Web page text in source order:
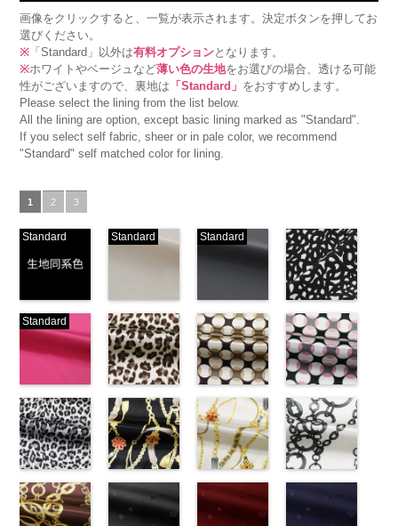
画像をクリックすると、一覧が表示されます。決定ボタンを押してお
選びください。
※ 「Standard」以外は有料オプションとなります。
※ホワイトやベージュなど薄い色の生地をお選びの場合、透ける可能
性がございますので、裏地は 「Standard」 をおすすめします。
Please select the lining from the list below.
All the lining are option, except basic lining marked as "Standard".
If you select self fabric, sheer or in pale color, we recommend
"Standard" self matched color for lining.
1 2 3
(-/TK)
http://www.anys.co.jp/wp-
content/uploads/2013/04/jpg
ステル100％
CHARALIST、
d.、
DOLCELABY、
JEANNE、
LUNAMARY、
Standard
(221/OT)
http://www.anys.co.jp/wp-
content/uploads/2013/04/221.jpg
221 ベージュ
ステル100％
CHARALIST、
d.、
DOLCELABY、
JEANNE、
LUNAMARY、
Standard
(19/OT)
http://www.anys.co.jp/wp-
content/uploads/2013/02/19.jpg
19 ブラック
ステル100％
CHARALIST、
d.、
DOLCELABY、
JEANNE、
LUNAMARY、
Standard
ワイト模様
(KKP3601-
24-C)
http://
24-c.jpg
KKP3601-24-
C ブラック×
ホワイト
テル100％
DOLCELABY、
(777/OT)
http://www.anys.co.jp/wp-
content/uploads/2013/08/777.jpg
777 ピンク
ステル100％
CHARALIST、
Standard
ブラウン
(KKP1092-
55-B/UN)
http://www.anys.co.jp/wp-
55-b.jpg
KKP1092-55-
柄ベージュ
(KKP1092-
93-C/UN)
http://www.anys.co.jp/wp-
93-c.jpg
KKP1092-93-
柄ピンク
(KKP1092-
93-D/UN)
http://
93-d.jpg
KKP1092-93-
グレー
(KKP1092-
ト柄ブラック
(KKP1092-
ト柄ホワイト
(KKP1092-
ワイト
(KKP2090-